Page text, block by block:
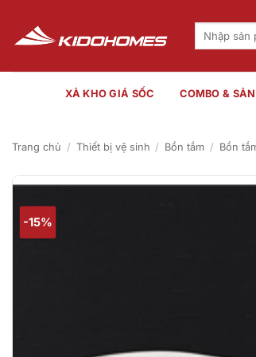
nội
dung
Tìm
XẢ KHO GIÁ SỐC COMBO &
Trang chủ / Thiết bị vệ sinh / Bồn tắm / Bồn
-15%